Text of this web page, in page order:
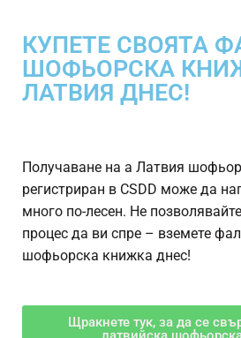
КУПЕТЕ СВОЯТА
ШОФЬОРСКА
ЛАТВИЯ ДНЕС!
Получаване на a Латвия
регистриран в CSDD може да
много по-лесен. Не
процес да ви спре – вземете
шофьорска книжка днес!
Щракнете тук, за да се